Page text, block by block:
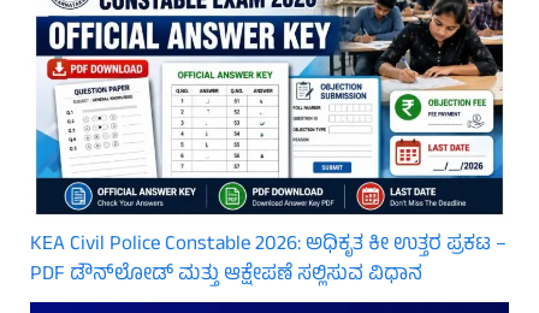
KEA Civil Police Constable 2026: ಅಧಿಕೃತ ಕೀ ಉತ್ತರ ಪ್ರಕಟ –
PDF ಡೌನ್‌ಲೋಡ್ ಮತ್ತು ಆಕ್ಷೇಪಣೆ ಸಲ್ಲಿಸುವ ವಿಧಾನ